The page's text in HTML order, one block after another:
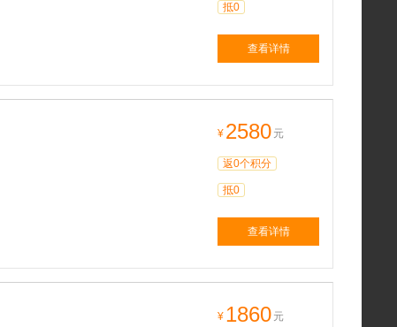
抵0
查看详情
¥ 2580 元
返0个积分
抵0
查看详情
¥ 1860 元